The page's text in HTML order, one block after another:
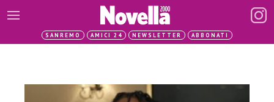
SANREMO AMICI 24 NEWSLETTER ABBONATI